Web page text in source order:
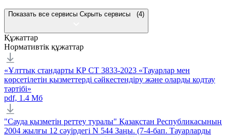
Показать все сервисы Скрыть сервисы (4)
Құжаттар
Нормативтік құжаттар
«Ұлттық стандарты ҚР СТ 3833-2023 «Тауарлар мен
көрсетілетін қызметтерді сәйкестендіру және оларды кодтау
тәртібі»
pdf, 1.4 Мб
"Сауда қызметін реттеу туралы" Қазақстан Республикасының
2004 жылғы 12 сәуірдегі N 544 Заңы. (7-4-бап. Тауарларды